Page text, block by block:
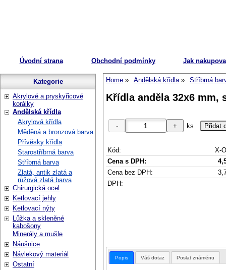
Úvodní strana Obchodní podmínky Jak
Home Andělská křídla Stříbrná
Křídla anděla 32x6 mm,
ks
Kód:
X-
Cena s DPH:
Cena bez DPH:
DPH:
Popis Váš dotaz Poslat známénu
Kategorie
Akrylové a pryskyřicové
korálky
Andělská křídla
Akrylová křídla
Měděná a bronzová barva
Přívěsky křídla
Starostříbrná barva
Stříbrná barva
Zlatá, antik zlatá a
růžová zlatá barva
Chirurgická ocel
Ketlovací jehly
Ketlovací nýty
Lůžka a skleněné
kabošony
Minerály a mušle
Náušnice
Návlekový materiál
Ostatní